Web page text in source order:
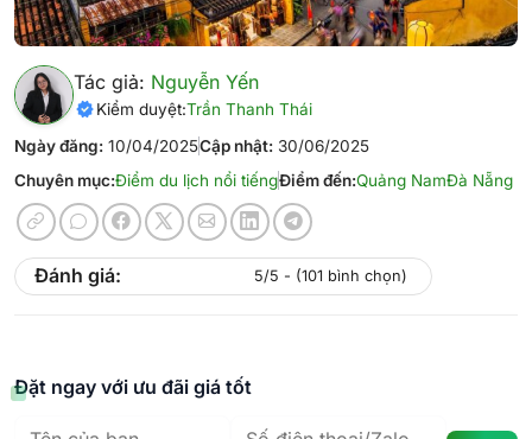
Tác giả: Nguyễn Yến
Kiểm duyệt:Trần Thanh Thái
Ngày đăng: 10/04/2025Cập nhật: 30/06/2025
Chuyên mục:Điểm du lịch nổi tiếngĐiểm đến:Quảng NamĐà Nẵng
Đánh giá: 5/5 - (101 bình chọn)
Đặt ngay với ưu đãi giá tốt